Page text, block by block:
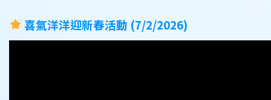
喜氣洋洋迎新春活動 (7/2/2026)